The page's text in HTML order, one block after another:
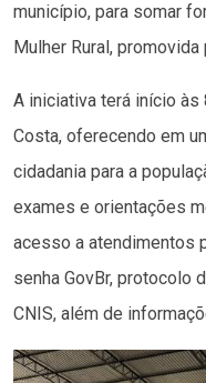
município, para somar
Mulher Rural,
A iniciativa terá início às
Costa, oferecendo em
cidadania para a
exames e orientações
acesso a atendimentos
senha GovBr, protocolo
CNIS, além de